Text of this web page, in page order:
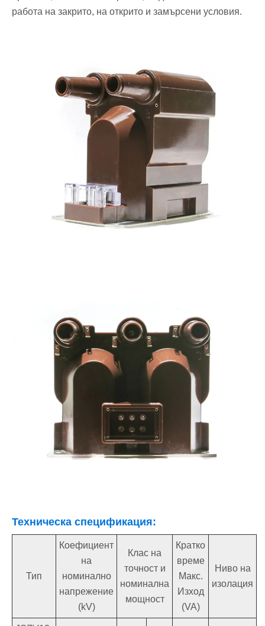
работа на закрито, на открито и замърсени условия.
Техническа спецификация:
Тип
Коефициент
на
номинално
напрежение
(kV)
Клас на
точност и
номинална
мощност
Кратко
време
Макс.
Изход
(VA)
Ниво на
изолация